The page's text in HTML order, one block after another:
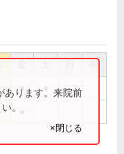
祝
●
あります。来院前
。
×閉じる